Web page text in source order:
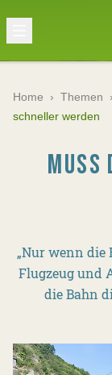
Home › Themen
schneller werden
MUSS
„Nur wenn
Flugzeug und
die Bahn